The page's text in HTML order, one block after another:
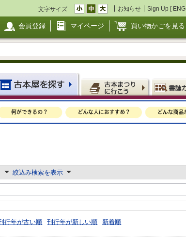
文字サイズ お知らせ Sign Up [ ENG
会員登録 マイページ 買い物かごを見る
絞込み検索を表示
行年が古い順 刊行年が新しい順 新着順